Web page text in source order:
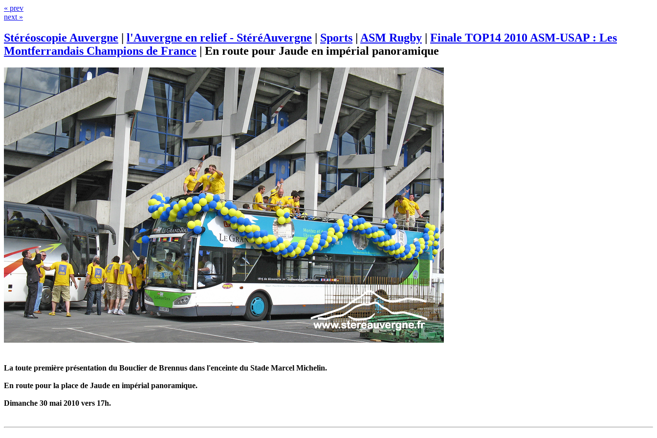
« prev
next »
Stéréoscopie Auvergne | l'Auvergne en relief - StéréAuvergne | Sports | ASM Rugby | Finale TOP14 2010 ASM-USAP : Les
Montferrandais Champions de France | En route pour Jaude en impérial panoramique
La toute première présentation du Bouclier de Brennus dans l'enceinte du Stade Marcel Michelin.
En route pour la place de Jaude en impérial panoramique.
Dimanche 30 mai 2010 vers 17h.